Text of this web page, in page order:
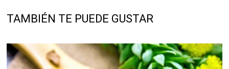
TAMBIÉN TE PUEDE GUSTAR